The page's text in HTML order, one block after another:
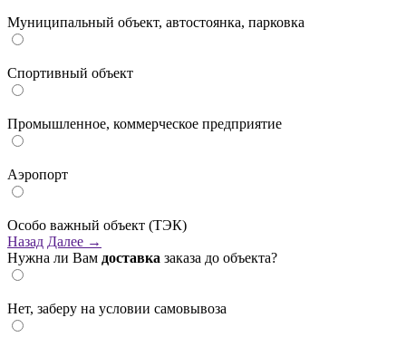
Муниципальный объект, автостоянка, парковка
Спортивный объект
Промышленное, коммерческое предприятие
Аэропорт
Особо важный объект (ТЭК)
Назад Далее →
Нужна ли Вам доставка заказа до объекта?
Нет, заберу на условии самовывоза